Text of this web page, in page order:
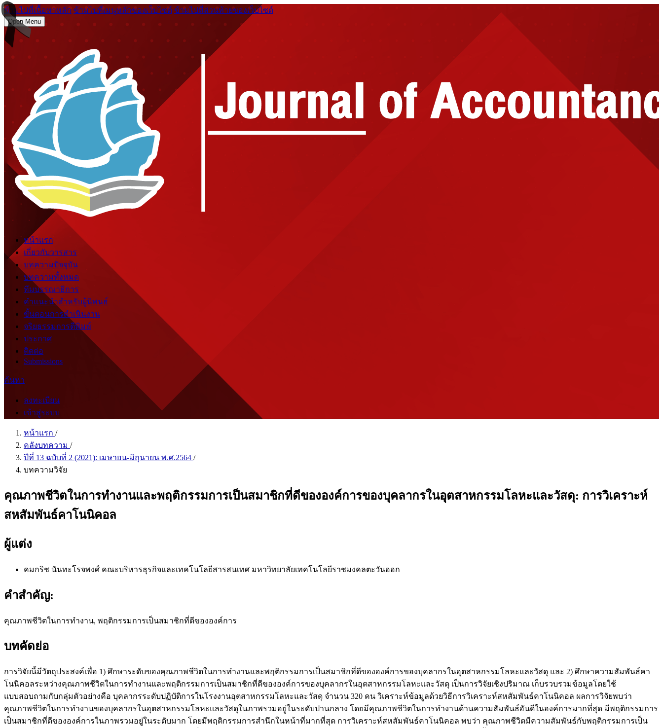
ข้ามไปที่เนื้อหาหลัก ข้ามไปที่เมนูหลักของเว็บไซต์ ข้ามไปที่ส่วนท้ายของเว็บไซต์
Open Menu
หน้าแรก
เกี่ยวกับวารสาร
บทความปัจจุบัน
บทความทั้งหมด
ทีมบรรณาธิการ
คำแนะนำสำหรับผู้นิพนธ์
ขั้นตอนการดำเนินงาน
จริยธรรมการตีพิมพ์
ประกาศ
ติดต่อ
Submissions
ค้นหา
ลงทะเบียน
เข้าสู่ระบบ
หน้าแรก /
คลังบทความ /
ปีที่ 13 ฉบับที่ 2 (2021): เมษายน-มิถุนายน พ.ศ.2564 /
บทความวิจัย
คุณภาพชีวิตในการทำงานและพฤติกรรมการเป็นสมาชิกที่ดีขององค์การของบุคลากรในอุตสาหกรรมโลหะและวัสดุ: การวิเคราะห์
สหสัมพันธ์คาโนนิคอล
ผู้แต่ง
คมกริช นันทะโรจพงศ์ คณะบริหารธุรกิจและเทคโนโลยีสารสนเทศ มหาวิทยาลัยเทคโนโลยีราชมงคลตะวันออก
คำสำคัญ:
คุณภาพชีวิตในการทำงาน, พฤติกรรมการเป็นสมาชิกที่ดีขององค์การ
บทคัดย่อ
การวิจัยนี้มีวัตถุประสงค์เพื่อ 1) ศึกษาระดับของคุณภาพชีวิตในการทำงานและพฤติกรรมการเป็นสมาชิกที่ดีขององค์การของบุคลากรในอุตสาหกรรมโลหะและวัสดุ และ 2) ศึกษาความสัมพันธ์คา
โนนิคอลระหว่างคุณภาพชีวิตในการทำงานและพฤติกรรมการเป็นสมาชิกที่ดีขององค์การของบุคลากรในอุตสาหกรรมโลหะและวัสดุ เป็นการวิจัยเชิงปริมาณ เก็บรวบรวมข้อมูลโดยใช้
แบบสอบถามกับกลุ่มตัวอย่างคือ บุคลากรระดับปฏิบัติการในโรงงานอุตสาหกรรมโลหะและวัสดุ จำนวน 320 คน วิเคราะห์ข้อมูลด้วยวิธีการวิเคราะห์สหสัมพันธ์คาโนนิคอล ผลการวิจัยพบว่า
คุณภาพชีวิตในการทำงานของบุคลากรในอุตสาหกรรมโลหะและวัสดุในภาพรวมอยู่ในระดับปานกลาง โดยมีคุณภาพชีวิตในการทำงานด้านความสัมพันธ์อันดีในองค์การมากที่สุด มีพฤติกรรมการ
เป็นสมาชิกที่ดีขององค์การในภาพรวมอยู่ในระดับมาก โดยมีพฤติกรรมการสำนึกในหน้าที่มากที่สุด การวิเคราะห์สหสัมพันธ์คาโนนิคอล พบว่า คุณภาพชีวิตมีความสัมพันธ์กับพฤติกรรมการเป็น